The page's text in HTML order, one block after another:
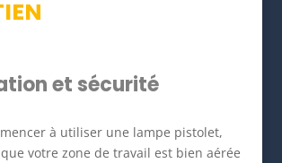
et sécurité
à utiliser une lampe pistolet,
votre zone de travail est bien aérée